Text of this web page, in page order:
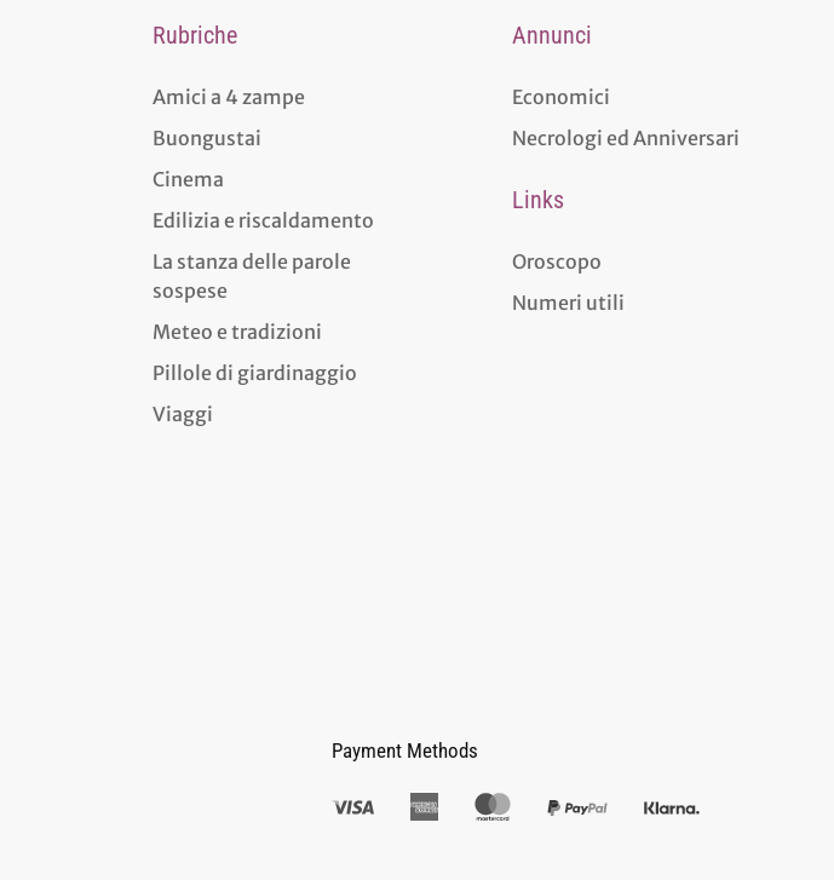
Rubriche
Amici a 4 zampe
Buongustai
Cinema
Edilizia e riscaldamento
La stanza delle parole
sospese
Meteo e tradizioni
Pillole di giardinaggio
Viaggi
Annunci
Economici
Necrologi ed Anniversari
Links
Oroscopo
Numeri utili
Payment Methods